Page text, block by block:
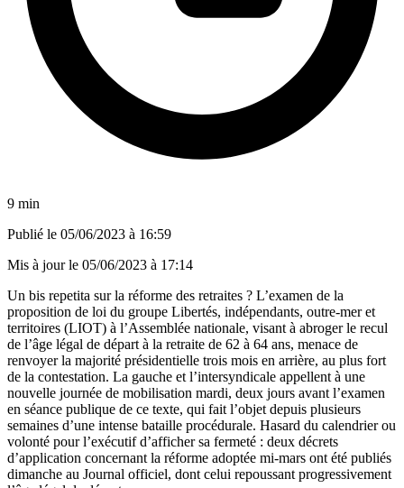
9 min
Publié le 05/06/2023 à 16:59
Mis à jour le 05/06/2023 à 17:14
Un bis repetita sur la réforme des retraites ? L’examen de la
proposition de loi du groupe Libertés, indépendants, outre-mer et
territoires (LIOT) à l’Assemblée nationale, visant à abroger le recul
de l’âge légal de départ à la retraite de 62 à 64 ans, menace de
renvoyer la majorité présidentielle trois mois en arrière, au plus fort
de la contestation. La gauche et l’intersyndicale appellent à une
nouvelle journée de mobilisation mardi, deux jours avant l’examen
en séance publique de ce texte, qui fait l’objet depuis plusieurs
semaines d’une intense bataille procédurale. Hasard du calendrier ou
volonté pour l’exécutif d’afficher sa fermeté : deux décrets
d’application concernant la réforme adoptée mi-mars ont été publiés
dimanche au Journal officiel, dont celui repoussant progressivement